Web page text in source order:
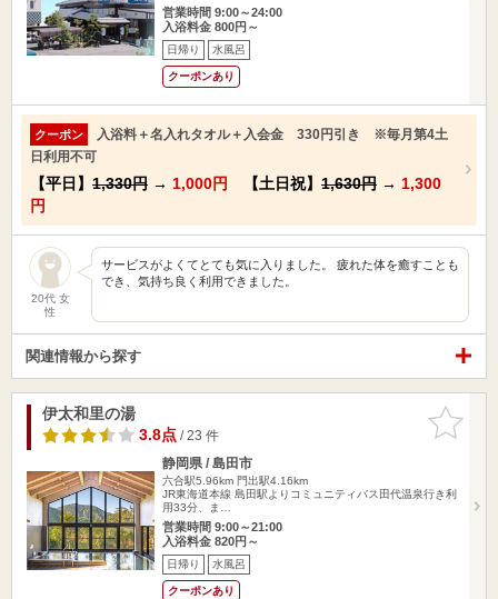
営業時間 9:00～24:00
入浴料金 800円～
日帰り 水風呂
クーポンあり
クーポン
入浴料＋名入れタオル＋入会金 330円引き ※毎月第4土
日利用不可
【平日】 1,330円 → 1,000円 【土日祝】 1,630円 → 1,300
円
20代 女
性
サービスがよくてとても気に入りました。 疲れた体を癒すことも
でき、気持ち良く利用できました。
関連情報から探す
お気に入
りに追加
伊太和里の湯
3.8点/ 23 件
静岡県 / 島田市
六合駅5.96km 門出駅4.16km
JR東海道本線 島田駅よりコミュニティバス田代温泉行き利
用33分、ま…
営業時間 9:00～21:00
入浴料金 820円～
日帰り 水風呂
クーポンあり